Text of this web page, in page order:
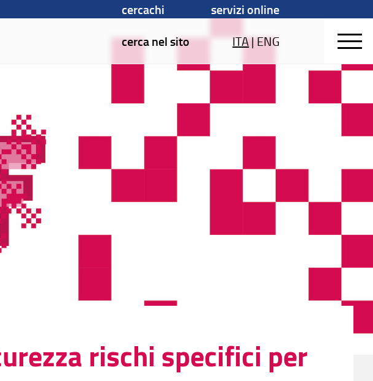
cercachi
servizi online
cerca nel sito
ITA|ENG
rischi specifici per